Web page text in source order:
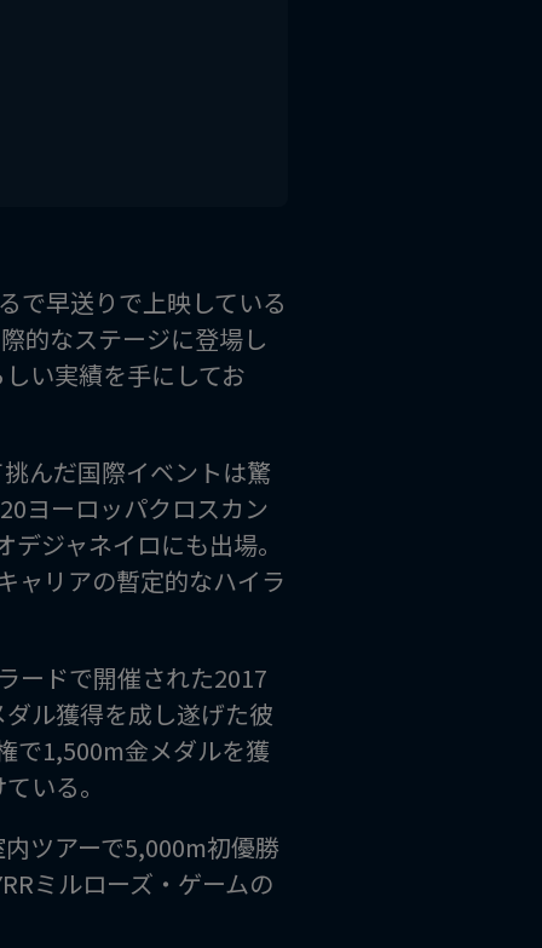
で早送りで上映している
的なステージに登場し
い実績を手にしてお
んだ国際イベントは驚
ヨーロッパクロスカン
ジャネイロにも出場。
ャリアの暫定的なハイラ
ードで開催された2017
ル獲得を成し遂げた彼
で1,500m金メダルを獲
いる。
ツアーで5,000m初優勝
ミルローズ・ゲームの